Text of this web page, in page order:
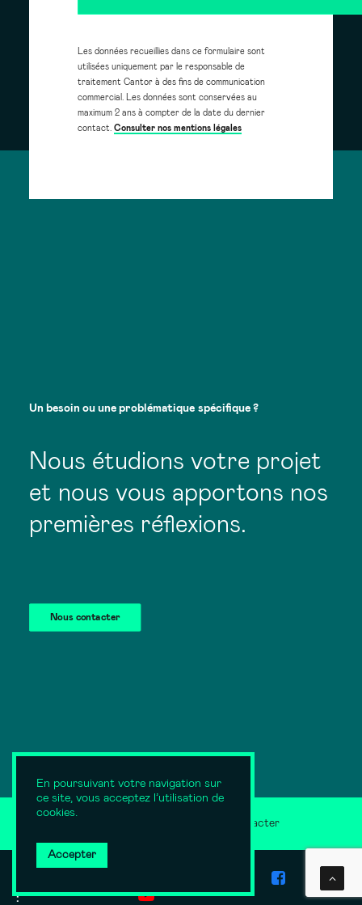
Les données recueillies dans ce formulaire sont
utilisées uniquement par le responsable de
traitement Cantor à des fins de communication
commercial. Les données sont conservées au
maximum 2 ans à compter de la date du dernier
contact. Consulter nos mentions légales
Un besoin ou une problématique spécifique ?
Nous étudions votre projet
et nous vous apportons nos
premières réflexions.
Nous contacter
Nous contacter
:
En poursuivant votre navigation sur
ce site, vous acceptez l’utilisation de
cookies.
Accepter